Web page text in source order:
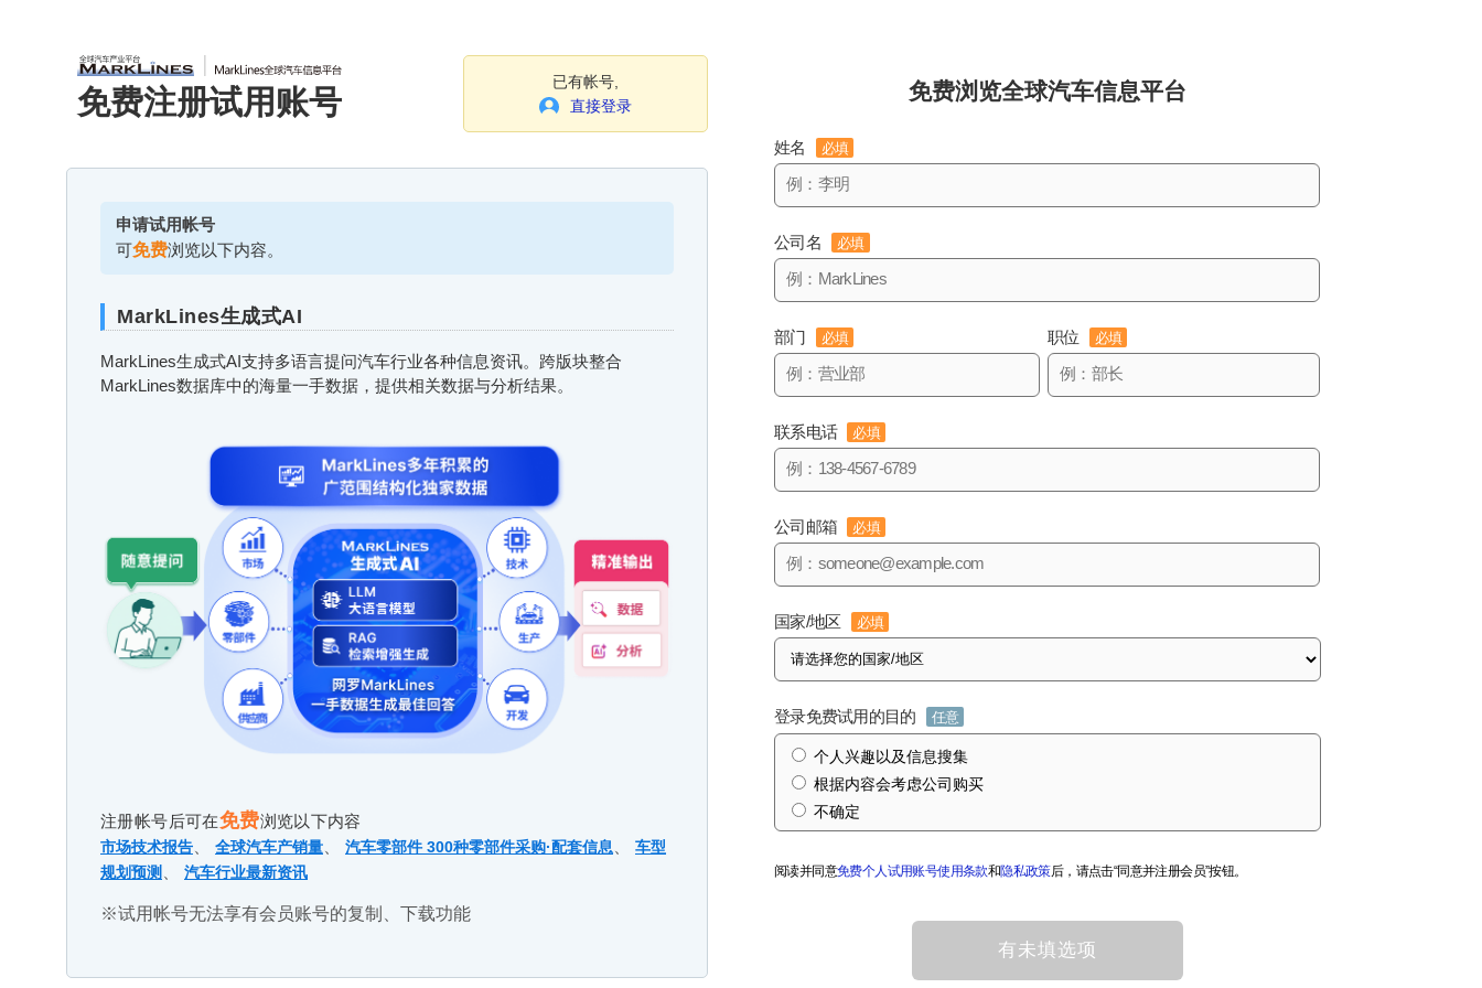
免费注册试用账号
已有帐号,
直接登录
申请试用帐号
可免费浏览以下内容。
MarkLines生成式AI
MarkLines生成式AI支持多语言提问汽车行业各种信息资讯。跨版块整合
MarkLines数据库中的海量一手数据，提供相关数据与分析结果。
注册帐号后可在免费浏览以下内容
市场技术报告 全球汽车产销量 汽车零部件 300种零部件采购·配套信息
车型
规划预测
汽车行业最新资讯
※试用帐号无法享有会员账号的复制、下载功能
免费浏览全球汽车信息平台
姓名 必填
公司名 必填
部门 必填 职位 必填
联系电话 必填
公司邮箱 必填
国家/地区 必填
登录免费试用的目的 任意
个人兴趣以及信息搜集
根据内容会考虑公司购买
不确定
阅读并同意免费个人试用账号使用条款和隐私政策后，请点击“同意并注册会员”按钮。